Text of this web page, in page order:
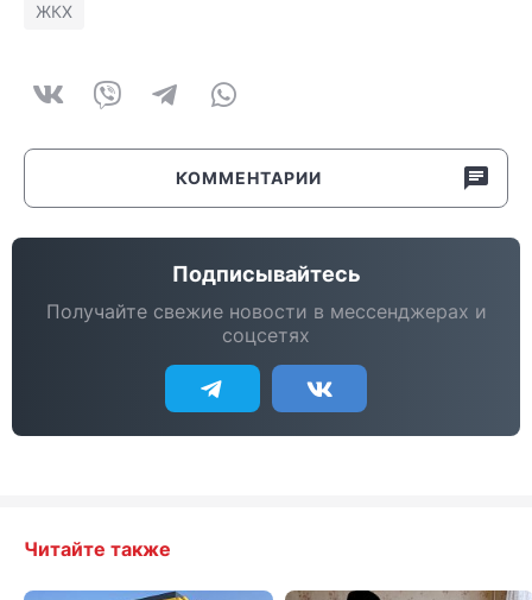
ЖКХ
КОММЕНТАРИИ
Подписывайтесь
Получайте свежие новости в мессенджерах и
соцсетях
Читайте также